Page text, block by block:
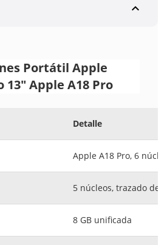
expand_less
Portátil Apple
13" Apple A18 Pro
Detalle
Apple A18 Pro, 6
5 núcleos, trazado de
8 GB unificada